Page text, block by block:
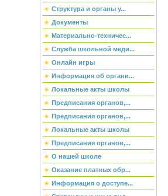
Структура и органы у...
Документы
Материально-техничес...
Служба школьной меди...
Онлайн игры
Информация об органи...
Локальные акты школы
Предписания органов,...
Предписания органов,...
Локальные акты школы
Предписания органов,...
О нашей школе
Оказание платных обр...
Информация о доступе...